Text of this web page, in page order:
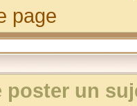
page
poster un